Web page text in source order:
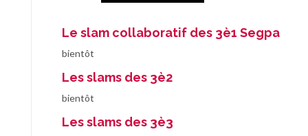
Le slam collaboratif des 3è1 Segpa
bientôt
Les slams des 3è2
bientôt
Les slams des 3è3